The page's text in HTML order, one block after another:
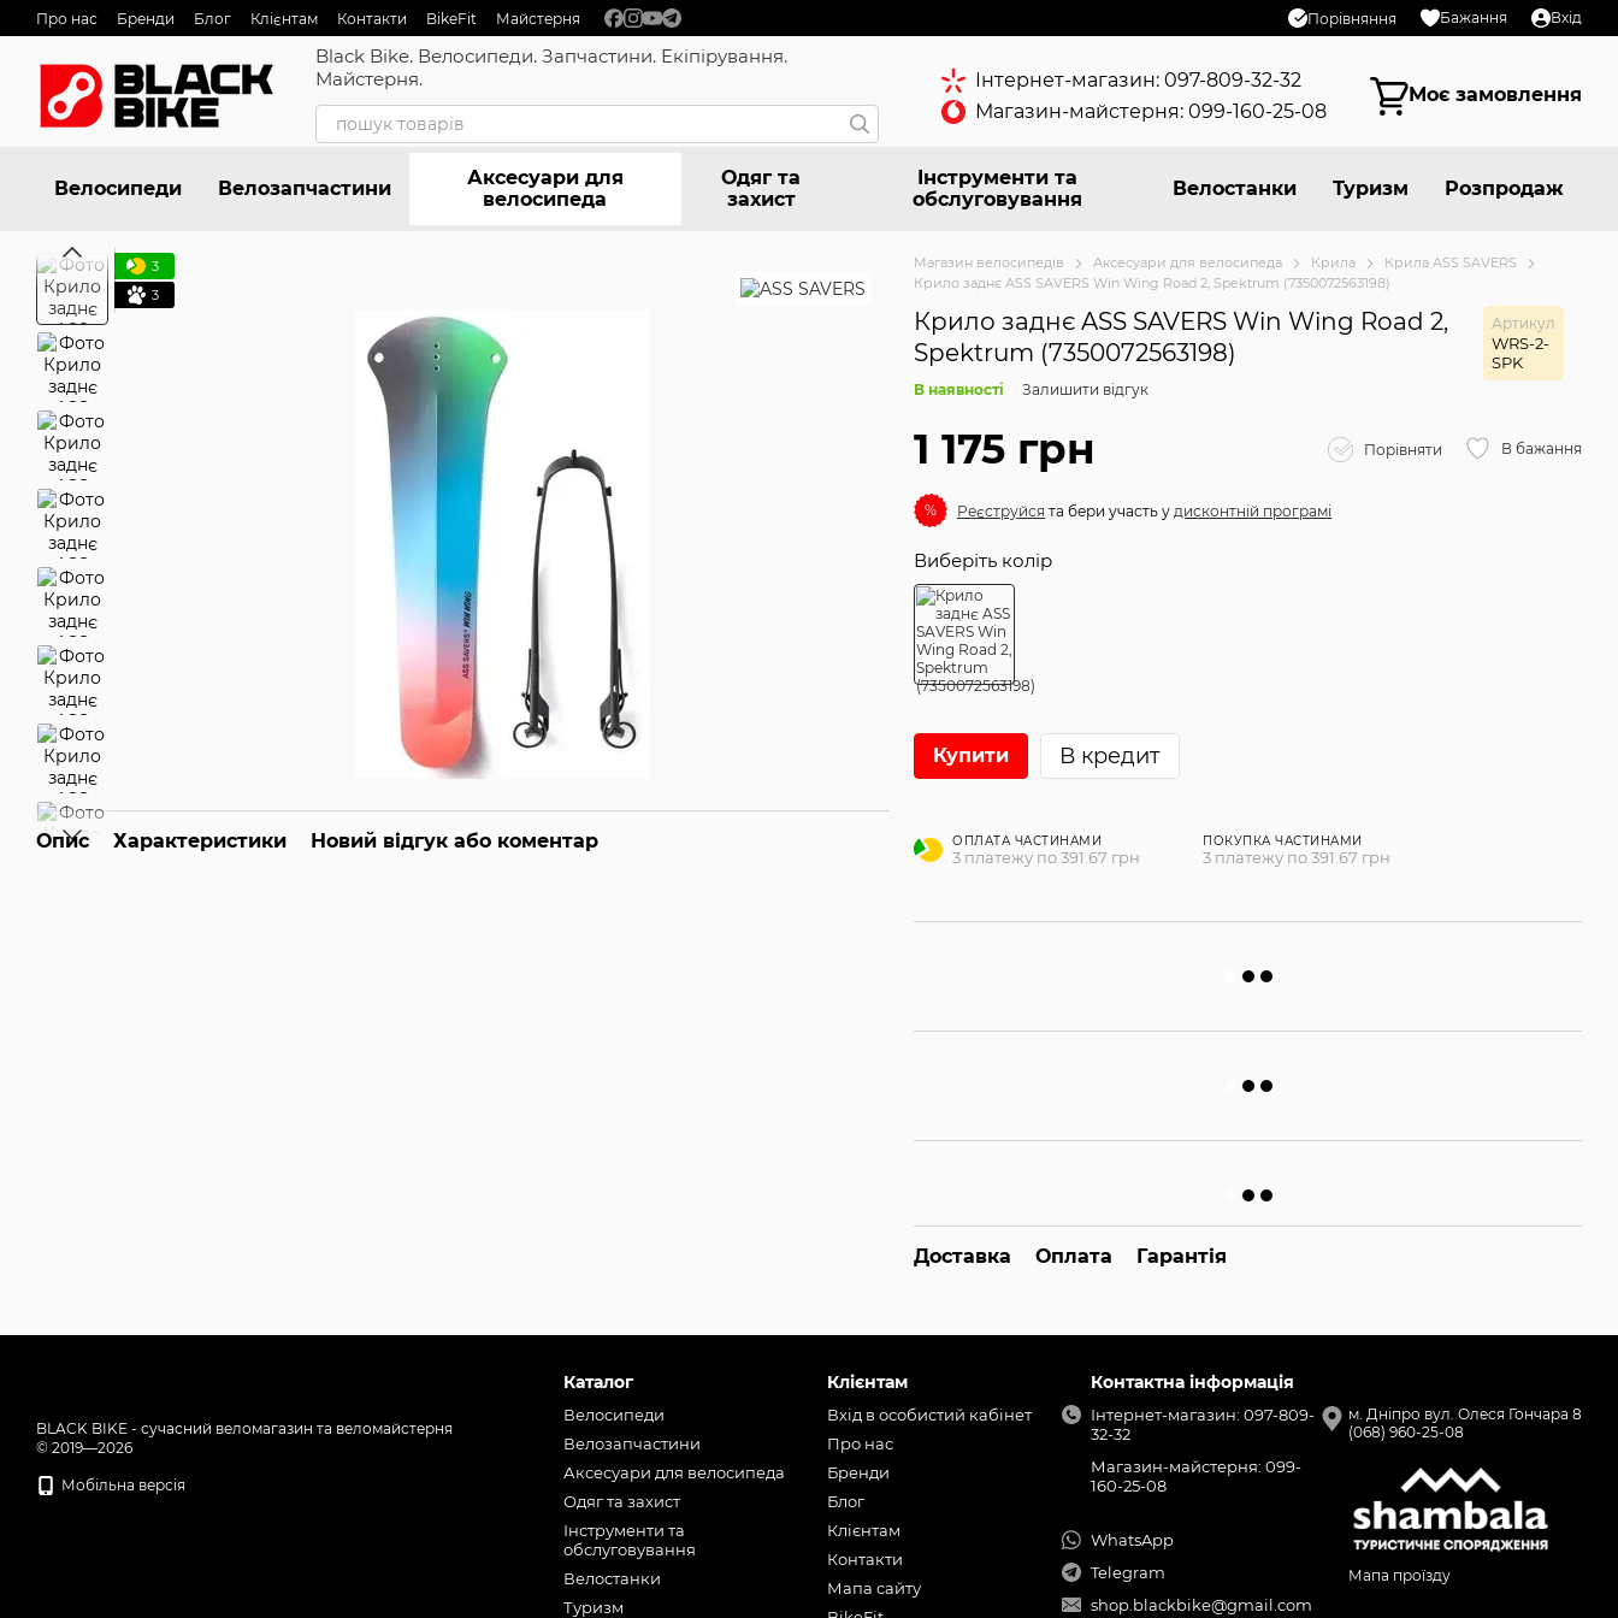
Перейти до основного контенту
Про нас Бренди Блог Клієнтам Контакти BikeFit Майстерня Порівняння Бажання Вхід
Black Bike. Велосипеди. Запчастини. Екіпірування.
Майстерня.
Інтернет-магазин: 097-809-32-32
Магазин-майстерня: 099-160-25-08
Моє замовлення
Велосипеди Велозапчастини
Аксесуари для
велосипеда
Одяг та
захист
Інструменти та
обслуговування
Велостанки Туризм Розпродаж
3
3
Опис Характеристики Новий відгук або коментар
Магазин велосипедів Аксесуари для велосипеда Крила
Крила ASS SAVERS
Крило заднє ASS SAVERS Win Wing Road 2, Spektrum (7350072563198)
Крило заднє ASS SAVERS Win Wing Road 2,
Spektrum (7350072563198)
Артикул
WRS-2-
SPK
В наявності Залишити відгук
1 175 грн Порівняти В бажання
% Реєструйся та бери участь у дисконтній програмі
Виберіть колір
Купити В кредит
ОПЛАТА ЧАСТИНАМИ
3 платежу по 391.67 грн
ПОКУПКА ЧАСТИНАМИ
3 платежу по 391.67 грн
Доставка Оплата Гарантія
BLACK BIKE - сучасний веломагазин та веломайстерня
© 2019—2026
Мобільна версія
Каталог
Велосипеди
Велозапчастини
Аксесуари для велосипеда
Одяг та захист
Інструменти та
обслуговування
Велостанки
Туризм
Клієнтам
Вхід в особистий кабінет
Про нас
Бренди
Блог
Клієнтам
Контакти
Мапа сайту
Контактна інформація
Інтернет-магазин: 097-809-
32-32
Магазин-майстерня: 099-
160-25-08
WhatsApp
Telegram
shop.blackbike@gmail.com
м. Дніпро вул. Олеся Гончара 8
(068) 960-25-08
Мапа проїзду